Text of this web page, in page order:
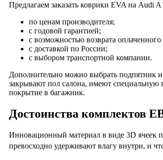
Предлагаем заказать коврики EVA на
по ценам производителя;
с годовой гарантией;
с возможностью возврата
с доставкой по России;
с выбором транспортной компании.
Дополнительно можно выбрать подпятник
закрывают пол салона, имеют специальную
покрытие в багажник.
Достоинства комплектов
Инновационный материал в виде 3D ячеек
превосходно удерживают влагу внутри, и